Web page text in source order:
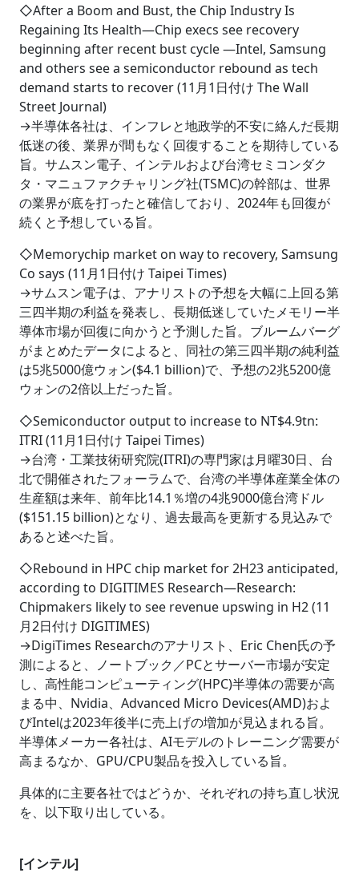
◇After a Boom and Bust, the Chip Industry Is
Regaining Its Health―Chip execs see recovery
beginning after recent bust cycle ―Intel, Samsung
and others see a semiconductor rebound as tech
demand starts to recover (11月1日付け The Wall
Street Journal)
→半導体各社は、インフレと地政学的不安に絡んだ長期
低迷の後、業界が間もなく回復することを期待している
旨。サムスン電子、インテルおよび台湾セミコンダク
タ・マニュファクチャリング社(TSMC)の幹部は、世界
の業界が底を打ったと確信しており、2024年も回復が
続くと予想している旨。
◇Memorychip market on way to recovery, Samsung
Co says (11月1日付け Taipei Times)
→サムスン電子は、アナリストの予想を大幅に上回る第
三四半期の利益を発表し、長期低迷していたメモリー半
導体市場が回復に向かうと予測した旨。ブルームバーグ
がまとめたデータによると、同社の第三四半期の純利益
は5兆5000億ウォン($4.1 billion)で、予想の2兆5200億
ウォンの2倍以上だった旨。
◇Semiconductor output to increase to NT$4.9tn:
ITRI (11月1日付け Taipei Times)
→台湾・工業技術研究院(ITRI)の専門家は月曜30日、台
北で開催されたフォーラムで、台湾の半導体産業全体の
生産額は来年、前年比14.1％増の4兆9000億台湾ドル
($151.15 billion)となり、過去最高を更新する見込みで
あると述べた旨。
◇Rebound in HPC chip market for 2H23 anticipated,
according to DIGITIMES Research―Research:
Chipmakers likely to see revenue upswing in H2 (11
月2日付け DIGITIMES)
→DigiTimes Researchのアナリスト、Eric Chen氏の予
測によると、ノートブック／PCとサーバー市場が安定
し、高性能コンピューティング(HPC)半導体の需要が高
まる中、Nvidia、Advanced Micro Devices(AMD)およ
びIntelは2023年後半に売上げの増加が見込まれる旨。
半導体メーカー各社は、AIモデルのトレーニング需要が
高まるなか、GPU/CPU製品を投入している旨。
具体的に主要各社ではどうか、それぞれの持ち直し状況
を、以下取り出している。
[インテル]